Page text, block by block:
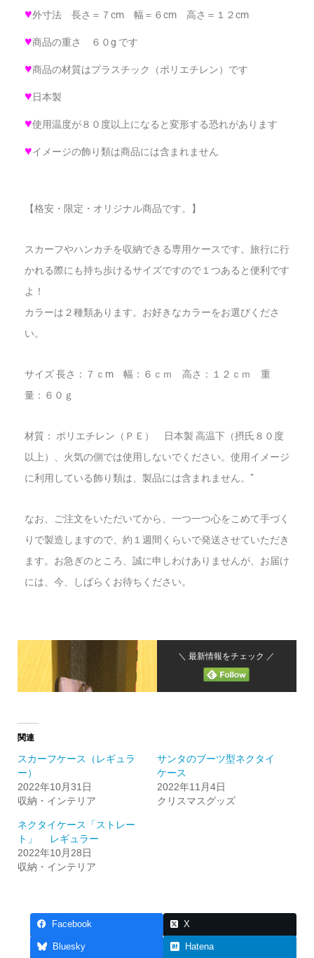
♥外寸法 長さ＝７cm 幅＝６cm 高さ＝１２cm
♥商品の重さ ６０g です
♥商品の材質はプラスチック（ポリエチレン）です
♥日本製
♥使用温度が８０度以上になると変形する恐れがあります
♥イメージの飾り類は商品には含まれません
【格安・限定・オリジナル商品です。】
スカーフやハンカチを収納できる専用ケースです。旅行に行
かれる際にも持ち歩けるサイズですので１つあると便利です
よ！
カラーは２種類あります。お好きなカラーをお選びくださ
い。
サイズ 長さ：７ｃm 幅：６ｃｍ 高さ：１２ｃｍ 重
量：６０ｇ
材質： ポリエチレン（ＰＥ） 日本製 高温下（摂氏８０度
以上）、火気の側では使用しないでください。使用イメージ
に利用している飾り類は、製品には含まれません。”
なお、ご注文をいただいてから、一つ一つ心をこめて手づく
りで製造しますので、約１週間くらいで発送させていただき
ます。お急ぎのところ、誠に申しわけありませんが、お届け
には、今、しばらくお待ちください。
＼ 最新情報をチェック ／
関連
スカーフケース（レギュラ
ー）
2022年10月31日
収納・インテリア
サンタのブーツ型ネクタイ
ケース
2022年11月4日
クリスマスグッズ
ネクタイケース「ストレー
ト」 レギュラー
2022年10月28日
収納・インテリア
Facebook X
Bluesky Hatena